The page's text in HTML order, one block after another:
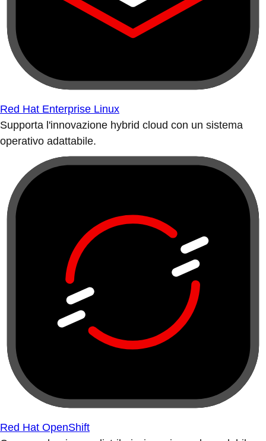
Red Hat Enterprise Linux
Supporta l'innovazione hybrid cloud con un sistema
operativo adattabile.
Red Hat OpenShift